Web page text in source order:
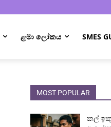
ළමා ලෝකය SMES
MOST POPULAR
කල්